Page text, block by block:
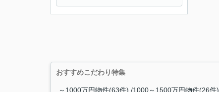
おすすめこだわり特集
～1000万円物件(63件) 1000～1500万円物件(26件)